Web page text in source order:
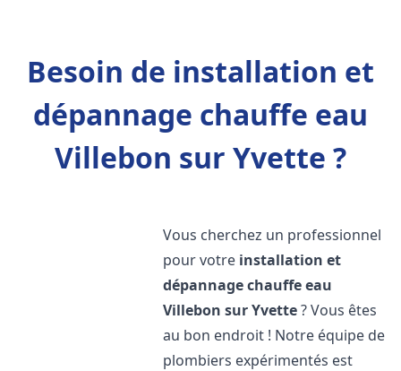
Besoin de installation et
dépannage chauffe eau
Villebon sur Yvette ?
Vous cherchez un professionnel
pour votre installation et
dépannage chauffe eau
Villebon sur Yvette? Vous êtes
au bon endroit ! Notre équipe de
plombiers expérimentés est